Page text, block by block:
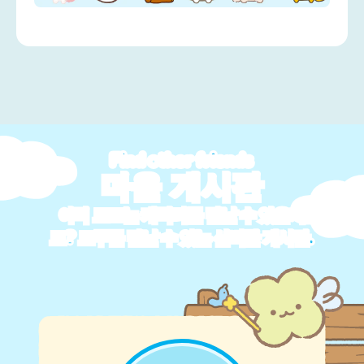
Find other friends
마을 게시판
아직 모르는 캐릭터를 만날 수 있을지
도? 모두를 만날 수 있는 신비한 게시판.